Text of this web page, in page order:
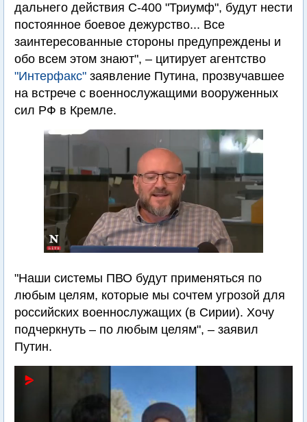
дальнего действия С-400 "Триумф", будут нести
постоянное боевое дежурство... Все
заинтересованные стороны предупреждены и
обо всем этом знают", – цитирует агентство
"Интерфакс" заявление Путина, прозвучавшее
на встрече с военнослужащими вооруженных
сил РФ в Кремле.
"Наши системы ПВО будут применяться по
любым целям, которые мы сочтем угрозой для
российских военнослужащих (в Сирии). Хочу
подчеркнуть – по любым целям", – заявил
Путин.